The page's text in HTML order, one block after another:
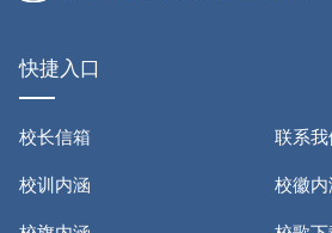
快捷入口
校长信箱
联系我
校训内涵
校徽内